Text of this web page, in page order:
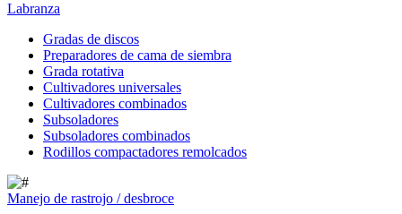
Labranza
Gradas de discos
Preparadores de cama de siembra
Grada rotativa
Cultivadores universales
Cultivadores combinados
Subsoladores
Subsoladores combinados
Rodillos compactadores remolcados
Manejo de rastrojo / desbroce